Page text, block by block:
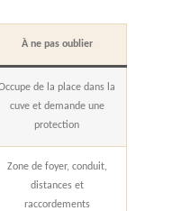
À ne pas oublier
de la place dans la
cuve et demande une
protection
Zone de foyer, conduit,
distances et
raccordements